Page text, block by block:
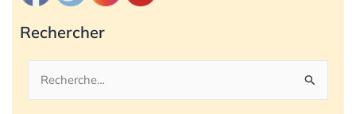
Rechercher
Rechercher :